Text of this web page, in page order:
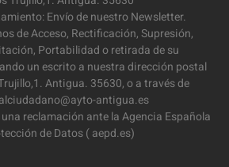
Envío de nuestro Newsletter.
de Acceso, Rectificación, Supresión,
Portabilidad o retirada de su
un escrito a nuestra dirección postal
Antigua. 35630, o a través de
antigua.es
reclamación ante la Agencia Española
de Datos ( aepd.es)